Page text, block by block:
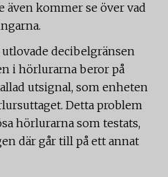
även kommer se över vad
decibelgränsen
i hörlurarna beror på
utsignal, som enheten
Detta problem
hörlurarna som testats,
där går till på ett annat